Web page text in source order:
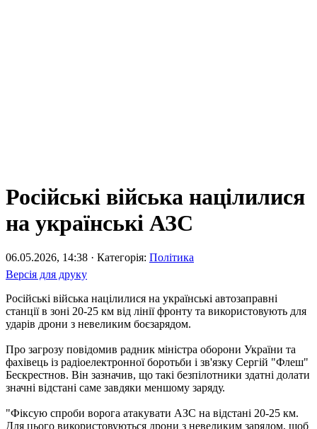
Російські війська націлилися
на українські АЗС
06.05.2026, 14:38 · Категорія: Політика
Версія для друку
Російські війська націлилися на українські автозаправні
станції в зоні 20-25 км від лінії фронту та використовують для
ударів дрони з невеликим боєзарядом.
Про загрозу повідомив радник міністра оборони України та
фахівець із радіоелектронної боротьби і зв'язку Сергій "Флеш"
Бескрестнов. Він зазначив, що такі безпілотники здатні долати
значні відстані саме завдяки меншому заряду.
"Фіксую спроби ворога атакувати АЗС на відстані 20-25 км.
Для цього використовуються дрони з невеликим зарядом, щоб